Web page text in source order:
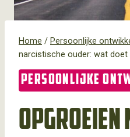
Home / Persoonlijke
narcistische ouder: wat doet
PERSOONLIJKE
Opgroeien